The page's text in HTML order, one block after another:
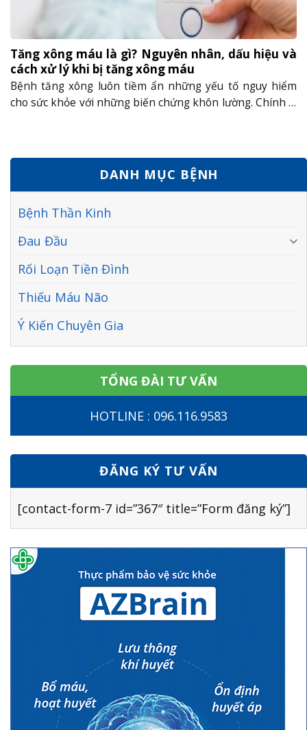
Tăng xông máu là gì? Nguyên nhân, dấu hiệu và
cách xử lý khi bị tăng xông máu
Bệnh tăng xông luôn tiềm ẩn những yếu tố nguy hiểm
cho sức khỏe với những biến chứng khôn lường. Chính vì
DANH MỤC BỆNH
Bệnh Thần Kinh
Đau Đầu
Rối Loạn Tiền Đình
Thiếu Máu Não
Ý Kiến Chuyên Gia
TỔNG ĐÀI TƯ VẤN
HOTLINE : 096.116.9583
ĐĂNG KÝ TƯ VẤN
[contact-form-7 id=”367″ title=”Form đăng ký”]